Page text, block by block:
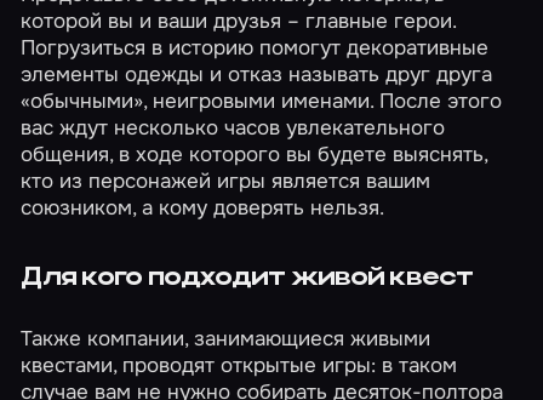
которой вы и ваши друзья – главные герои.
Погрузиться в историю помогут декоративные
элементы одежды и отказ называть друг друга
«обычными», неигровыми именами. После этого
вас ждут несколько часов увлекательного
общения, в ходе которого вы будете выяснять,
кто из персонажей игры является вашим
союзником, а кому доверять нельзя.
Для кого подходит живой квест
Также компании, занимающиеся живыми
квестами, проводят открытые игры: в таком
случае вам не нужно собирать десяток-полтора